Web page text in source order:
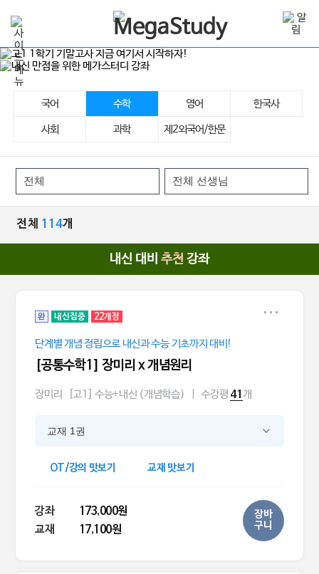
국어 수학 영어 한국사
사회 과학 제2외국어/한문
전체 114개
내신 대비 추천 강좌
완 내신집중 22개정
단계별 개념 정립으로 내신과 수능 기초까지 대비!
[공통수학1] 장미리 x 개념원리
장미리 [고1] 수능+내신 (개념학습) 수강평 41 개
교재 1권
OT/강의 맛보기 교재 맛보기
강좌
173,000원
교재
17,100원
장바
구니